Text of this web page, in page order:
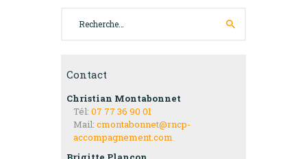
Contact
Christian Montabonnet
Tél: 07 77 36 90 01
Mail: cmontabonnet@rncp-
accompagnement.com